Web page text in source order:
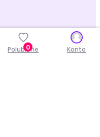
Polubione
0 Konto